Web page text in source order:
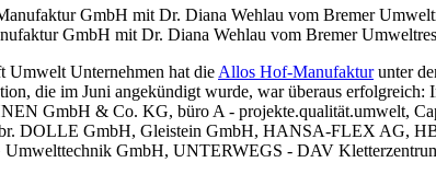
GmbH mit Dr. Diana Wehlau vom Bremer
Umwelt Unternehmen hat die Allos Hof-Manufakturunter
die im Juni angekündigt wurde, war überaus erfolgreich:
GmbH & Co. KG, büro A - projekte.qualität.umwelt,
DOLLE GmbH, Gleistein GmbH, HANSA-FLEX AG,
GmbH, UNTERWEGS - DAV